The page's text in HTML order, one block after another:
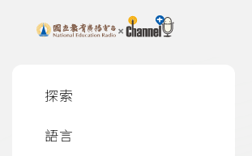
上方功能區塊
探索
語言